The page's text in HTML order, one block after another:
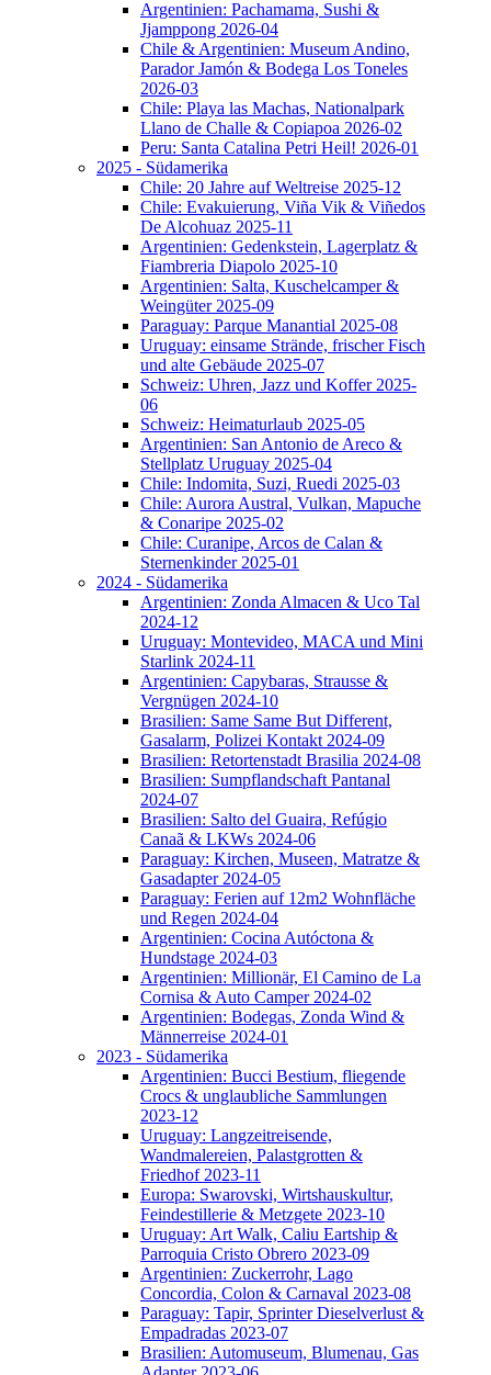
Argentinien: Pachamama, Sushi &
Jjamppong 2026-04
Chile & Argentinien: Museum Andino,
Parador Jamón & Bodega Los Toneles
2026-03
Chile: Playa las Machas, Nationalpark
Llano de Challe & Copiapoa 2026-02
Peru: Santa Catalina Petri Heil! 2026-01
2025 - Südamerika
Chile: 20 Jahre auf Weltreise 2025-12
Chile: Evakuierung, Viña Vik & Viñedos
De Alcohuaz 2025-11
Argentinien: Gedenkstein, Lagerplatz &
Fiambreria Diapolo 2025-10
Argentinien: Salta, Kuschelcamper &
Weingüter 2025-09
Paraguay: Parque Manantial 2025-08
Uruguay: einsame Strände, frischer Fisch
und alte Gebäude 2025-07
Schweiz: Uhren, Jazz und Koffer 2025-
06
Schweiz: Heimaturlaub 2025-05
Argentinien: San Antonio de Areco &
Stellplatz Uruguay 2025-04
Chile: Indomita, Suzi, Ruedi 2025-03
Chile: Aurora Austral, Vulkan, Mapuche
& Conaripe 2025-02
Chile: Curanipe, Arcos de Calan &
Sternenkinder 2025-01
2024 - Südamerika
Argentinien: Zonda Almacen & Uco Tal
2024-12
Uruguay: Montevideo, MACA und Mini
Starlink 2024-11
Argentinien: Capybaras, Strausse &
Vergnügen 2024-10
Brasilien: Same Same But Different,
Gasalarm, Polizei Kontakt 2024-09
Brasilien: Retortenstadt Brasilia 2024-08
Brasilien: Sumpflandschaft Pantanal
2024-07
Brasilien: Salto del Guaira, Refúgio
Canaã & LKWs 2024-06
Paraguay: Kirchen, Museen, Matratze &
Gasadapter 2024-05
Paraguay: Ferien auf 12m2 Wohnfläche
und Regen 2024-04
Argentinien: Cocina Autóctona &
Hundstage 2024-03
Argentinien: Millionär, El Camino de La
Cornisa & Auto Camper 2024-02
Argentinien: Bodegas, Zonda Wind &
Männerreise 2024-01
2023 - Südamerika
Argentinien: Bucci Bestium, fliegende
Crocs & unglaubliche Sammlungen
2023-12
Uruguay: Langzeitreisende,
Wandmalereien, Palastgrotten &
Friedhof 2023-11
Europa: Swarovski, Wirtshauskultur,
Feindestillerie & Metzgete 2023-10
Uruguay: Art Walk, Caliu Eartship &
Parroquia Cristo Obrero 2023-09
Argentinien: Zuckerrohr, Lago
Concordia, Colon & Carnaval 2023-08
Paraguay: Tapir, Sprinter Dieselverlust &
Empadradas 2023-07
Brasilien: Automuseum, Blumenau, Gas